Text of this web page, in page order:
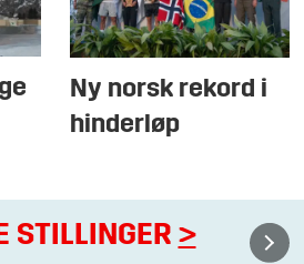
Ny norsk rekord i
hinderløp
STILLINGER >